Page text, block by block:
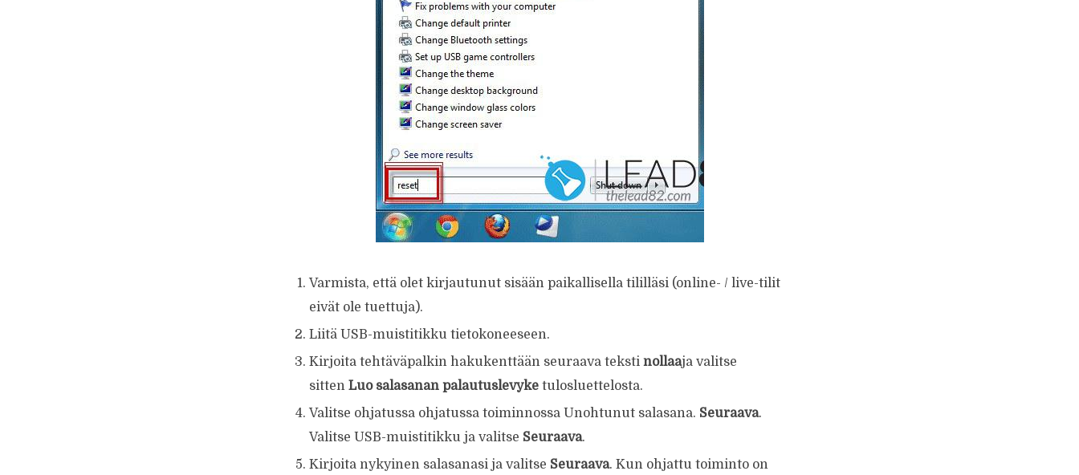
Varmista, että olet kirjautunut sisään paikallisella tililläsi (online- / live-tilit
eivät ole tuettuja).
Liitä USB-muistitikku tietokoneeseen.
Kirjoita tehtäväpalkin hakukenttään seuraava teksti nollaaja valitse
sitten Luo salasanan palautuslevyke tulosluettelosta.
Valitse ohjatussa ohjatussa toiminnossa Unohtunut salasana. Seuraava.
Valitse USB-muistitikku ja valitse Seuraava.
Kirjoita nykyinen salasanasi ja valitse Seuraava. Kun ohjattu toiminto on